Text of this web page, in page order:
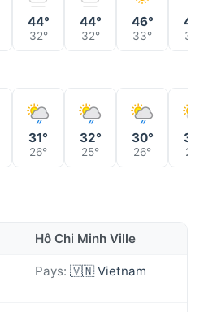
44°
32°
44°
32°
46°
33° 34°
31°
26°
32°
25°
30°
26° 26°
Hô Chi Minh Ville
Pays: 🇻🇳 Vietnam